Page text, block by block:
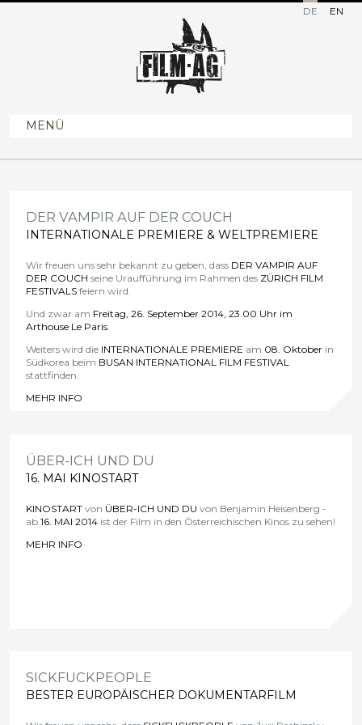
DE EN
MENÜ
DER VAMPIR AUF DER COUCH
INTERNATIONALE PREMIERE & WELTPREMIERE
Wir freuen uns sehr bekannt zu geben, dass DER VAMPIR AUF
DER COUCH seine Uraufführung im Rahmen des ZÜRICH FILM
FESTIVALS feiern wird.
Und zwar am Freitag, 26. September 2014, 23.00 Uhr im
Arthouse Le Paris.
Weiters wird die INTERNATIONALE PREMIERE am 08. Oktober in
Südkorea beim BUSAN INTERNATIONAL FILM FESTIVAL
stattfinden.
MEHR INFO
ÜBER-ICH UND DU
16. MAI KINOSTART
KINOSTART von ÜBER-ICH UND DU von Benjamin Heisenberg -
ab16. MAI 2014 ist der Film in den Österreichischen Kinos zu sehen!
MEHR INFO
SICKFUCKPEOPLE
BESTER EUROPÄISCHER DOKUMENTARFILM